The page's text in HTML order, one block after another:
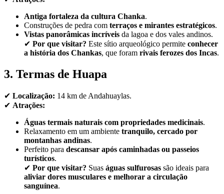
Antiga fortaleza da cultura Chanka.
Construções de pedra com terraços e mirantes estratégicos.
Vistas panorâmicas incríveis da lagoa e dos vales andinos.
✔ Por que visitar? Este sítio arqueológico permite conhecer
a história dos Chankas, que foram rivais ferozes dos Incas.
3. Termas de Huapa
✔ Localização: 14 km de Andahuaylas.
✔ Atrações:
Águas termais naturais com propriedades medicinais.
Relaxamento em um ambiente tranquilo, cercado por
montanhas andinas.
Perfeito para descansar após caminhadas ou passeios
turísticos.
✔ Por que visitar? Suas águas sulfurosas são ideais para
aliviar dores musculares e melhorar a circulação
sanguínea.